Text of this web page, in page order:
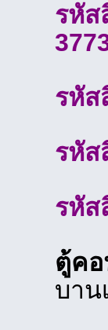
รหัส
รหัส
รหัส
รหัส
ตู้คอ
บาน